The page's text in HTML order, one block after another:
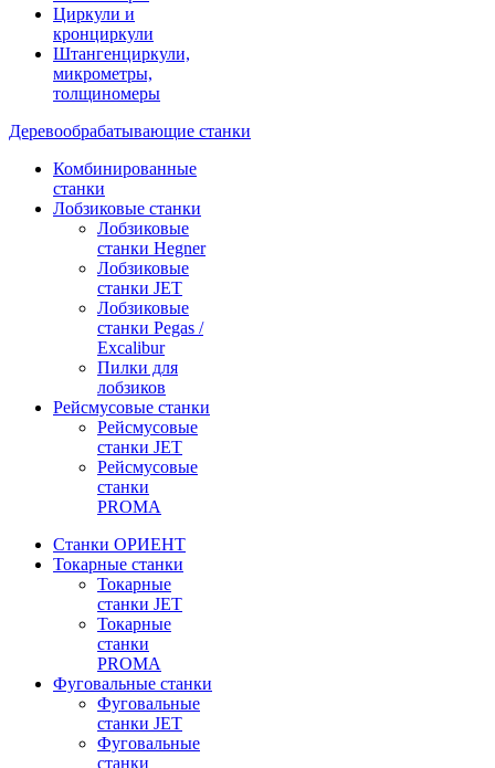
Циркули и
кронциркули
Штангенциркули,
микрометры,
толщиномеры
Деревообрабатывающие станки
Комбинированные
станки
Лобзиковые станки
Лобзиковые
станки Hegner
Лобзиковые
станки JET
Лобзиковые
станки Pegas /
Excalibur
Пилки для
лобзиков
Рейсмусовые станки
Рейсмусовые
станки JET
Рейсмусовые
станки
PROMA
Станки ОРИЕНТ
Токарные станки
Toкарные
станки JET
Токарные
станки
PROMA
Фуговальные станки
Фуговальные
станки JET
Фуговальные
станки